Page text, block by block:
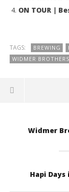
ON TOUR |
TAGS: BREWING
WIDMER BROTHERS
Widmer
Hapi